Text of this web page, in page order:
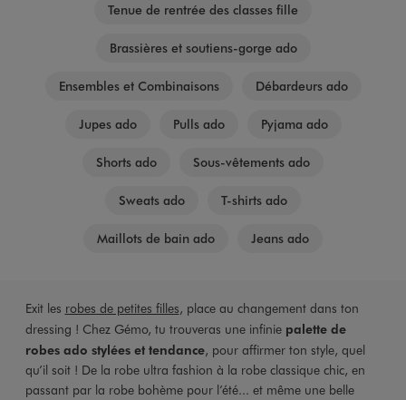
Tenue de rentrée des classes fille
Brassières et soutiens-gorge ado
Ensembles et Combinaisons Débardeurs ado
Jupes ado Pulls ado Pyjama ado
Shorts ado Sous-vêtements ado
Sweats ado T-shirts ado
Maillots de bain ado Jeans ado
Exit les robes de petites filles, place au changement dans ton
dressing ! Chez Gémo, tu trouveras une infinie palette de
robes ado stylées et tendance, pour affirmer ton style, quel
qu’il soit ! De la robe ultra fashion à la robe classique chic, en
passant par la robe bohème pour l’été... et même une belle